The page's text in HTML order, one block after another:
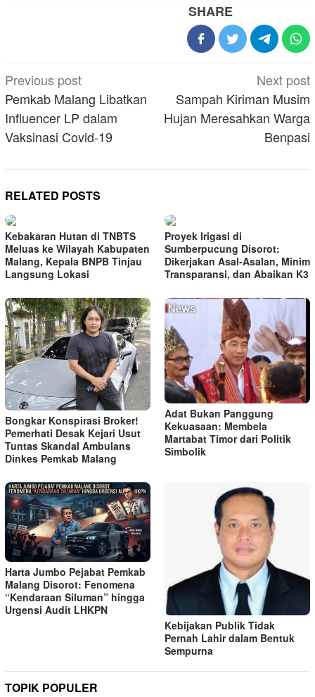
SHARE
Post
navigation
Previous post
Pemkab Malang Libatkan
Influencer LP dalam
Vaksinasi Covid-19
Next post
Sampah Kiriman Musim
Hujan Meresahkan Warga
Benpasi
RELATED POSTS
Kebakaran Hutan di TNBTS
Meluas ke Wilayah Kabupaten
Malang, Kepala BNPB Tinjau
Langsung Lokasi
Proyek Irigasi di
Sumberpucung Disorot:
Dikerjakan Asal-Asalan, Minim
Transparansi, dan Abaikan K3
Bongkar Konspirasi Broker!
Pemerhati Desak Kejari Usut
Tuntas Skandal Ambulans
Dinkes Pemkab Malang
Adat Bukan Panggung
Kekuasaan: Membela
Martabat Timor dari Politik
Simbolik
Harta Jumbo Pejabat Pemkab
Malang Disorot: Fenomena
“Kendaraan Siluman” hingga
Urgensi Audit LHKPN
Kebijakan Publik Tidak
Pernah Lahir dalam Bentuk
Sempurna
TOPIK POPULER